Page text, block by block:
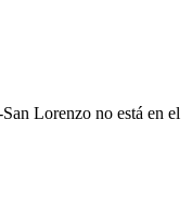
Lorenzo no está en el